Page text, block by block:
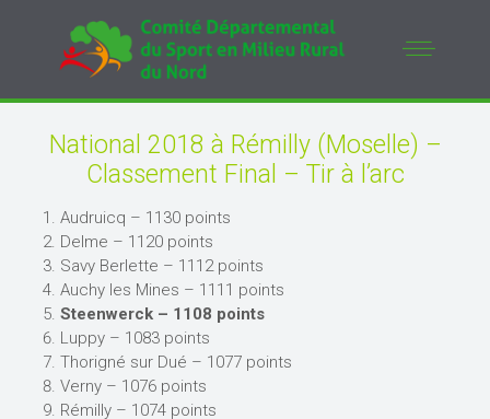
National 2018 à Rémilly (Moselle) –
Classement Final – Tir à l’arc
Audruicq – 1130 points
Delme – 1120 points
Savy Berlette – 1112 points
Auchy les Mines – 1111 points
Steenwerck – 1108 points
Luppy – 1083 points
Thorigné sur Dué – 1077 points
Verny – 1076 points
Rémilly – 1074 points